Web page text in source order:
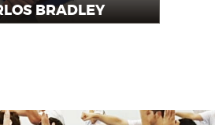
BRADLEY
Instrutor